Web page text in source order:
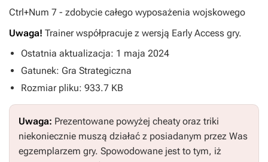
Ctrl+Num 7 - zdobycie całego wyposażenia wojskowego
Uwaga! Trainer współpracuje z wersją Early Access gry.
Ostatnia aktualizacja: 1 maja 2024
Gatunek: Gra Strategiczna
Rozmiar pliku: 933.7 KB
Uwaga: Prezentowane powyżej cheaty oraz triki
niekoniecznie muszą działać z posiadanym przez Was
egzemplarzem gry. Spowodowane jest to tym, iż